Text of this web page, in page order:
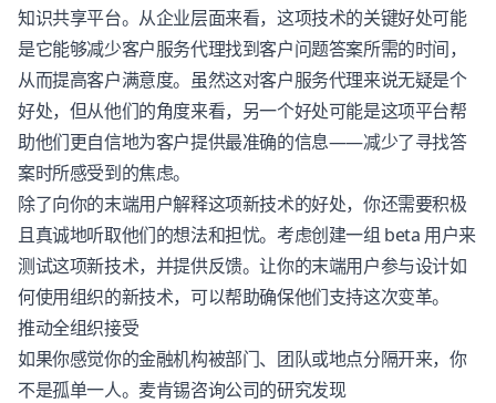
知识共享平台。从企业层面来看，这项技术的关键好处可能
是它能够减少客户服务代理找到客户问题答案所需的时间，
从而提高客户满意度。虽然这对客户服务代理来说无疑是个
好处，但从他们的角度来看，另一个好处可能是这项平台帮
助他们更自信地为客户提供最准确的信息——减少了寻找答
案时所感受到的焦虑。
除了向你的末端用户解释这项新技术的好处，你还需要积极
且真诚地听取他们的想法和担忧。考虑创建一组 beta 用户来
测试这项新技术，并提供反馈。让你的末端用户参与设计如
何使用组织的新技术，可以帮助确保他们支持这次变革。
推动全组织接受
如果你感觉你的金融机构被部门、团队或地点分隔开来，你
不是孤单一人。麦肯锡咨询公司的研究发现